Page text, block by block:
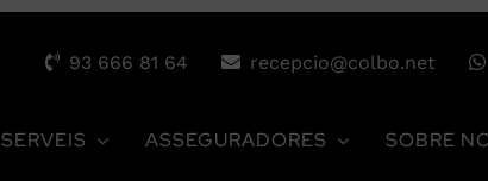
93 666 81 64 recepcio@colbo.net
SERVEIS ASSEGURADORES SOBRE